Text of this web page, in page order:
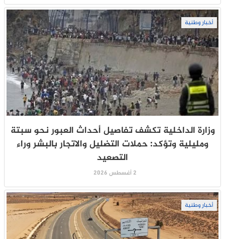
أخبار وطنية
وزارة الداخلية تكشف تفاصيل أحداث العبور نحو سبتة
ومليلية وتؤكد: حملات التضليل والاتجار بالبشر وراء
التصعيد
2 أغسطس 2026
أخبار وطنية